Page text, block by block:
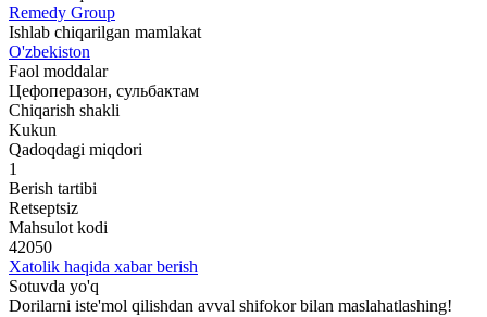
Remedy Group
Ishlab chiqarilgan mamlakat
O'zbekiston
Faol moddalar
Цефоперазон, сульбактам
Chiqarish shakli
Kukun
Qadoqdagi miqdori
1
Berish tartibi
Retseptsiz
Mahsulot kodi
42050
Xatolik haqida xabar berish
Sotuvda yo'q
Dorilarni iste'mol qilishdan avval shifokor bilan maslahatlashing!